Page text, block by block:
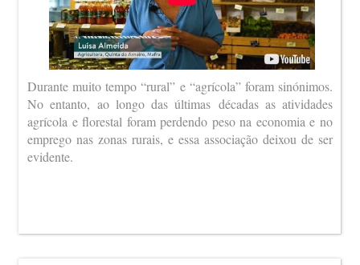
Durante muito tempo “rural” e “agrícola” foram sinónimos.
No entanto, ao longo das últimas décadas as atividades
agrícola e florestal foram perdendo peso na economia e no
emprego nas zonas rurais, e essa associação deixou de ser
evidente.